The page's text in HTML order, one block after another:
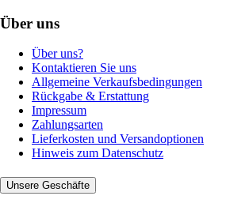
Über uns
Über uns?
Kontaktieren Sie uns
Allgemeine Verkaufsbedingungen
Rückgabe & Erstattung
Impressum
Zahlungsarten
Lieferkosten und Versandoptionen
Hinweis zum Datenschutz
Unsere Geschäfte